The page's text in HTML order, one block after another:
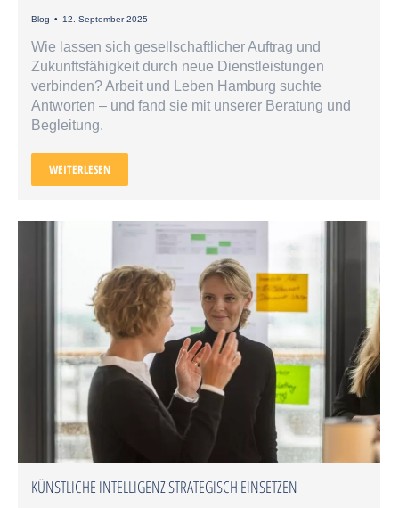
Blog 12. September 2025
Wie lassen sich gesellschaftlicher Auftrag und
Zukunftsfähigkeit durch neue Dienstleistungen
verbinden? Arbeit und Leben Hamburg suchte
Antworten – und fand sie mit unserer Beratung und
Begleitung.
WEITERLESEN
KÜNSTLICHE INTELLIGENZ STRATEGISCH EINSETZEN